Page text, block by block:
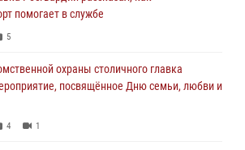
Росгвардии задержали мужчину,
розыске (видео)
правопорядок во время празднования Дня
в Москве (видео)
помогает в службе
5
охраны столичного главка
посвящённое Дню семьи, любви и
4 1